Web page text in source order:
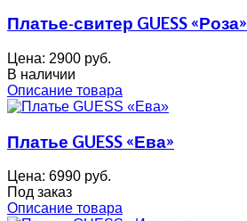
Платье-свитер GUESS «Роза»
Цена: 2900 руб.
В наличии
Описание товара
Платье GUESS «Ева»
Цена: 6990 руб.
Под заказ
Описание товара